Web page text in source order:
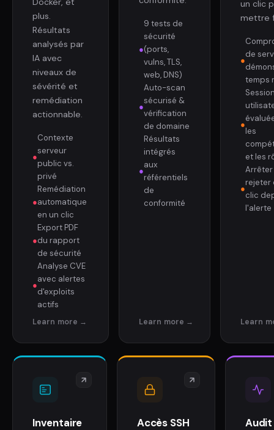
plus.
Résultats
analysés par
IA avec
niveaux de
sévérité et
remédiation
actionnable.
●
Contexte
serveur
public vs.
privé
●
Remédiation
automatique
en un clic
●
Export PDF
du rapport
de sécurité
●
Analyse CVE
avec alertes
d'exploits
actifs
●
9 tests de
sécurité
(ports,
vulns, TLS,
web, DNS)
●
Auto-scan
sécurisé &
vérification
de domaine
●
Résultats
intégrés
aux
référentiels
de
conformité
un clic
mettre
●
de
temps
●
les
et les
●
Arrêter
rejeter
clic
l'alerte
Inventaire
Accès SSH
Audit